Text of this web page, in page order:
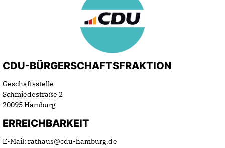
CDU-BÜRGERSCHAFTSFRAKTION
Geschäftsstelle
Schmiedestraße 2
20095 Hamburg
ERREICHBARKEIT
E-Mail: rathaus@cdu-hamburg.de